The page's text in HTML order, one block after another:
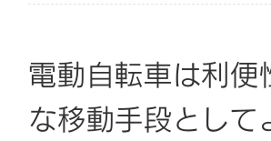
電動自転車は利
な移動手段とし